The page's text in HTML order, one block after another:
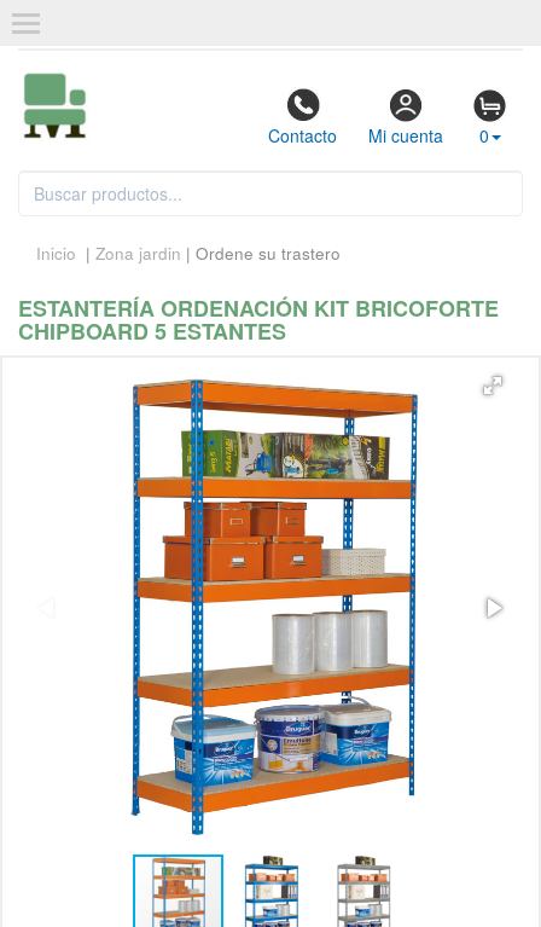
Contacto Mi cuenta 0
Inicio | Zona jardin | Ordene su trastero
ESTANTERÍA ORDENACIÓN KIT BRICOFORTE
CHIPBOARD 5 ESTANTES